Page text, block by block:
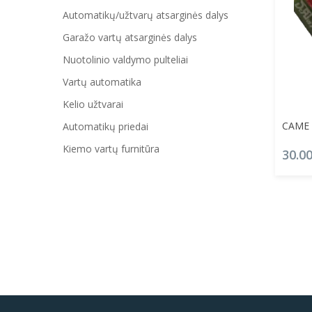
Automatikų/užtvarų atsarginės dalys
Garažo vartų atsarginės dalys
Nuotolinio valdymo pulteliai
Vartų automatika
Kelio užtvarai
Automatikų priedai
Kiemo vartų furnitūra